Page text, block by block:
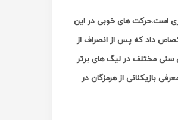
است.حرکت های خوبی در این
داد که پس از انصراف از
سنی مختلف در لیگ های برتر
بازیکنانی از هرمزگان در